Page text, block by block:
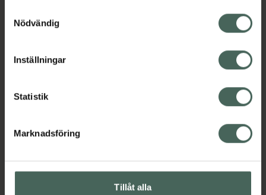
återkalla ditt samtycke via webbplatsens
cookieinställningar. Ett återkallat samtycke påverkar inte
lagligheten av behandling som skett innan återkallelsen.
Nödvändig
Inställningar
Statistik
Marknadsföring
Tillåt alla
Kronans Apotek finns här för dig. Du hittar oss från Skåne i
datorn. Oavsett vem du är så är det vårt uppdrag att
hjälpa just dig att må lite bättre. Välkommen att prata